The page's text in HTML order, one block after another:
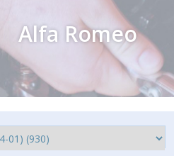
Alfa Romeo